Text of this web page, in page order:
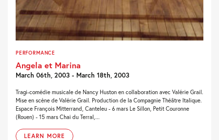
PERFORMANCE
Angela et Marina
March 06th, 2003 - March 18th, 2003
Tragi-comédie musicale de Nancy Huston en collaboration avec Valérie Grail.
Mise en scène de Valérie Grail. Production de la Compagnie Théâtre Italique.
Espace François Mitterrand, Canteleu - 6 mars Le Sillon, Petit Couronne
(Rouen) - 15 mars Chai du Terral,...
LEARN MORE